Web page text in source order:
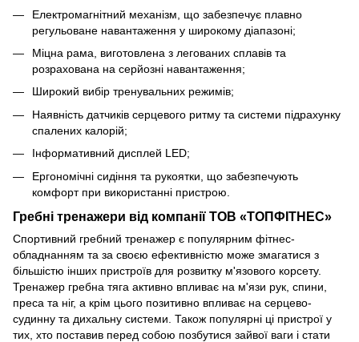
Електромагнітний механізм, що забезпечує плавно
регульоване навантаження у широкому діапазоні;
Міцна рама, виготовлена з легованих сплавів та
розрахована на серйозні навантаження;
Широкий вибір тренувальних режимів;
Наявність датчиків серцевого ритму та системи підрахунку
спалених калорій;
Інформативний дисплей LED;
Ергономічні сидіння та рукоятки, що забезпечують
комфорт при використанні пристрою.
Гребні тренажери від компанії ТОВ «ТОПФІТНЕС»
Спортивний гребний тренажер є популярним фітнес-
обладнанням та за своєю ефективністю може змагатися з
більшістю інших пристроїв для розвитку м'язового корсету.
Тренажер гребна тяга активно впливає на м'язи рук, спини,
преса та ніг, а крім цього позитивно впливає на серцево-
судинну та дихальну системи. Також популярні ці пристрої у
тих, хто поставив перед собою позбутися зайвої ваги і стати